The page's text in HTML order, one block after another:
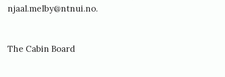
njaal.melby@ntnui.no.
The Cabin Board